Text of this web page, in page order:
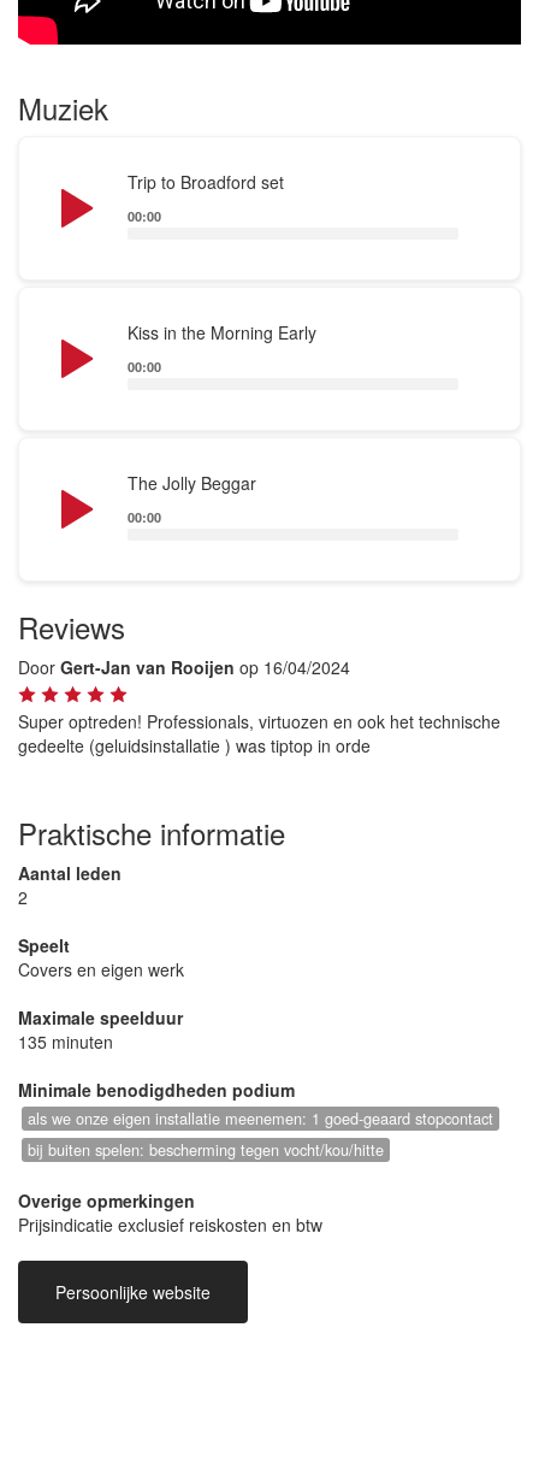
danseressen.
Muziek
Trip to Broadford set
Player
00:00
Kiss in the Morning Early
Player
00:00
The Jolly Beggar
Player
00:00
Reviews
Door Gert-Jan van Rooijen op 16/04/2024
Super optreden! Professionals, virtuozen en ook het technische
gedeelte (geluidsinstallatie ) was tiptop in orde
Praktische informatie
Aantal leden
2
Speelt
Covers en eigen werk
Maximale speelduur
135 minuten
Minimale benodigdheden podium
als we onze eigen installatie meenemen: 1 goed-geaard stopcontact
bij buiten spelen: bescherming tegen vocht/kou/hitte
Overige opmerkingen
Prijsindicatie exclusief reiskosten en btw
Persoonlijke website